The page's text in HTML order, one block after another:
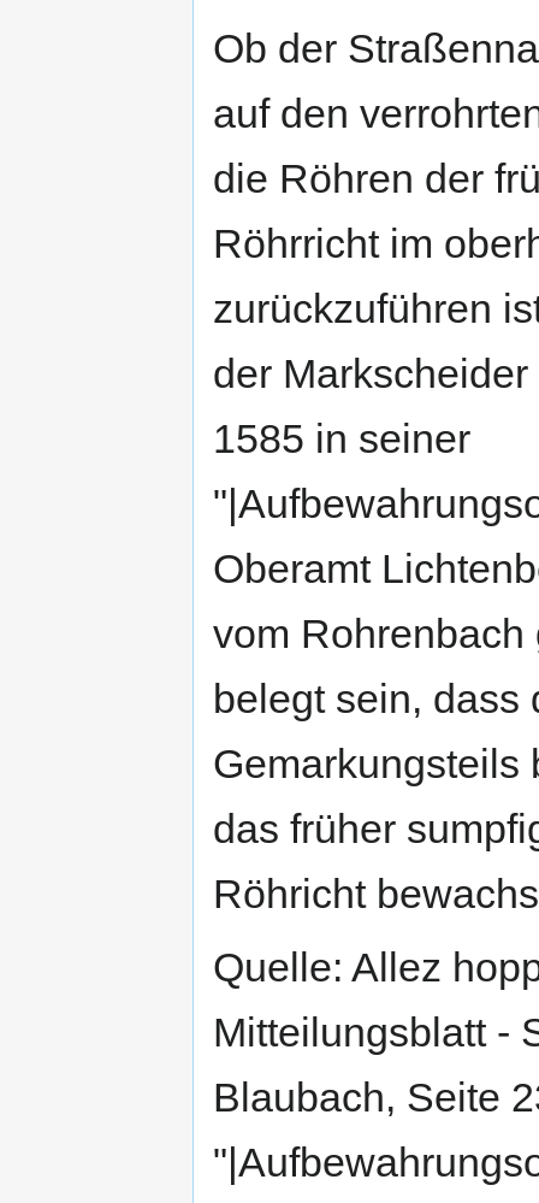
Ob der
auf den
die Röhren der
Röhrricht im
zurückzuführen
der
1585 in seiner
Oberamt
vom Rohrenbach
belegt sein,
Gemarkungsteils
das früher
Röhricht
Quelle: Allez
Mitteilungsblatt -
Blaubach, Seite